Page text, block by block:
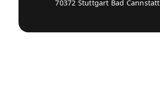
70372 Stuttgart Bad Cannstatt